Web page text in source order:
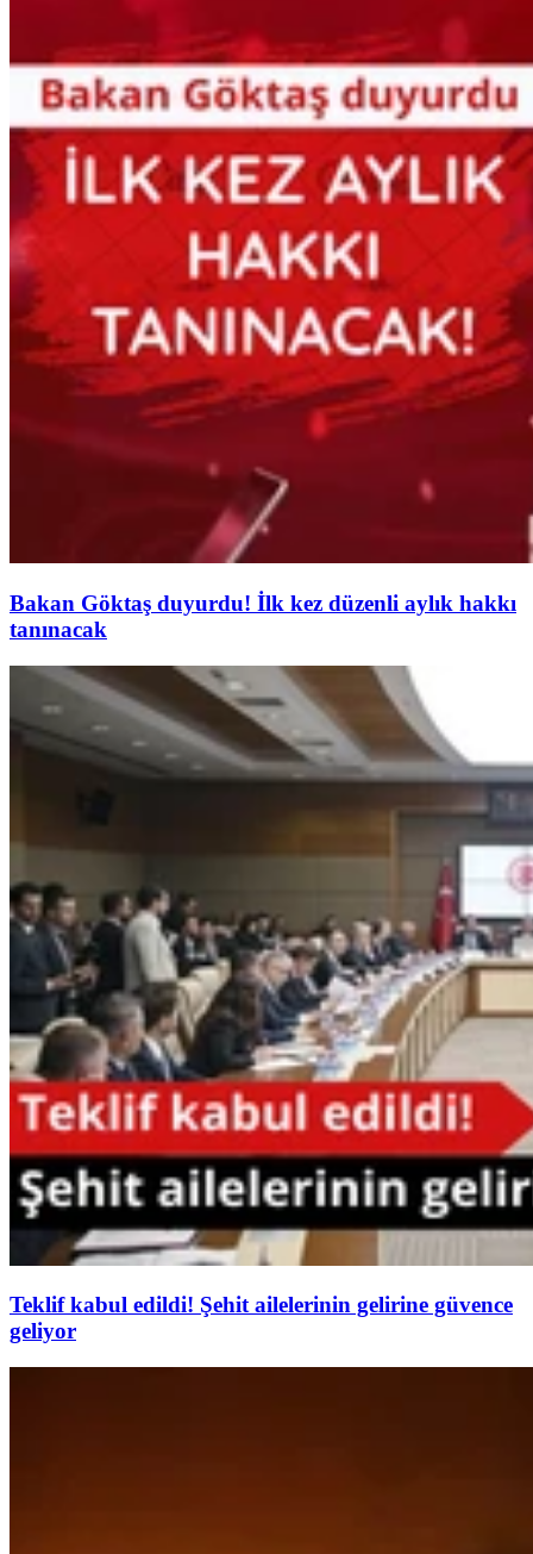
Bakan Göktaş duyurdu! İlk kez düzenli aylık hakkı
tanınacak
Teklif kabul edildi! Şehit ailelerinin gelirine güvence
geliyor